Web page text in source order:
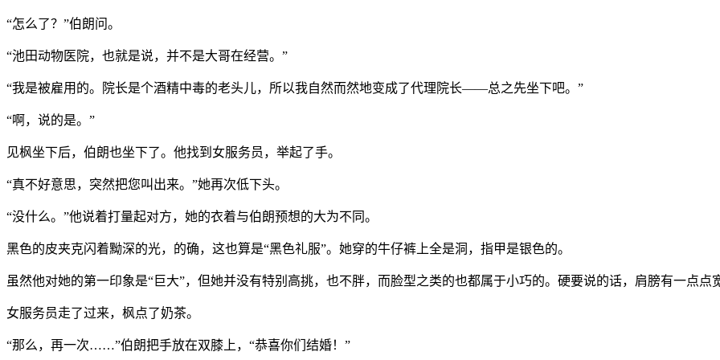
“怎么了？”伯朗问。
“池田动物医院，也就是说，并不是大哥在经营。”
“我是被雇用的。院长是个酒精中毒的老头儿，所以我自然而然地变成了代理院长——总之先坐下吧。”
“啊，说的是。”
见枫坐下后，伯朗也坐下了。他找到女服务员，举起了手。
“真不好意思，突然把您叫出来。”她再次低下头。
“没什么。”他说着打量起对方，她的衣着与伯朗预想的大为不同。
黑色的皮夹克闪着黝深的光，的确，这也算是“黑色礼服”。她穿的牛仔裤上全是洞，指甲是银色的。
虽然他对她的第一印象是“巨大”，但她并没有特别高挑，也不胖，而脸型之类的也都属于小巧的。硬要说的话，肩膀有一点点
女服务员走了过来，枫点了奶茶。
“那么，再一次……”伯朗把手放在双膝上，“恭喜你们结婚！”